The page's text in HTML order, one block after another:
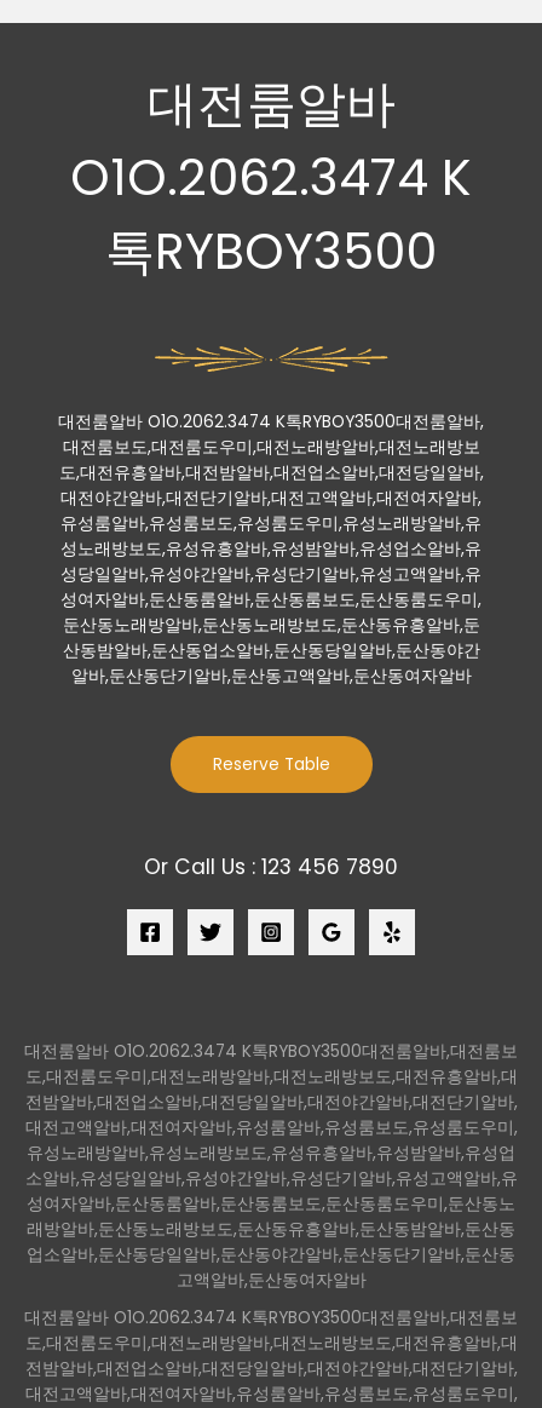
대전룸알바
O1O.2062.3474 K
톡RYBOY3500
대전룸알바 O1O.2062.3474 K톡RYBOY3500대전룸알바,
대전룸보도,대전룸도우미,대전노래방알바,대전노래방보
도,대전유흥알바,대전밤알바,대전업소알바,대전당일알바,
대전야간알바,대전단기알바,대전고액알바,대전여자알바,
유성룸알바,유성룸보도,유성룸도우미,유성노래방알바,유
성노래방보도,유성유흥알바,유성밤알바,유성업소알바,유
성당일알바,유성야간알바,유성단기알바,유성고액알바,유
성여자알바,둔산동룸알바,둔산동룸보도,둔산동룸도우미,
둔산동노래방알바,둔산동노래방보도,둔산동유흥알바,둔
산동밤알바,둔산동업소알바,둔산동당일알바,둔산동야간
알바,둔산동단기알바,둔산동고액알바,둔산동여자알바
Reserve Table
Or Call Us : 123 456 7890
대전룸알바 O1O.2062.3474 K톡RYBOY3500대전룸알바,대전룸보
도,대전룸도우미,대전노래방알바,대전노래방보도,대전유흥알바,대
전밤알바,대전업소알바,대전당일알바,대전야간알바,대전단기알바,
대전고액알바,대전여자알바,유성룸알바,유성룸보도,유성룸도우미,
유성노래방알바,유성노래방보도,유성유흥알바,유성밤알바,유성업
소알바,유성당일알바,유성야간알바,유성단기알바,유성고액알바,유
성여자알바,둔산동룸알바,둔산동룸보도,둔산동룸도우미,둔산동노
래방알바,둔산동노래방보도,둔산동유흥알바,둔산동밤알바,둔산동
업소알바,둔산동당일알바,둔산동야간알바,둔산동단기알바,둔산동
고액알바,둔산동여자알바
대전룸알바 O1O.2062.3474 K톡RYBOY3500대전룸알바,대전룸보
도,대전룸도우미,대전노래방알바,대전노래방보도,대전유흥알바,대
전밤알바,대전업소알바,대전당일알바,대전야간알바,대전단기알바,
대전고액알바,대전여자알바,유성룸알바,유성룸보도,유성룸도우미,